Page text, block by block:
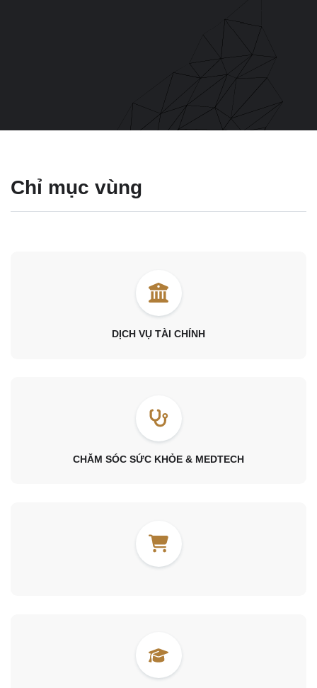
Chỉ mục vùng
DỊCH VỤ TÀI CHÍNH
CHĂM SÓC SỨC KHỎE & MEDTECH